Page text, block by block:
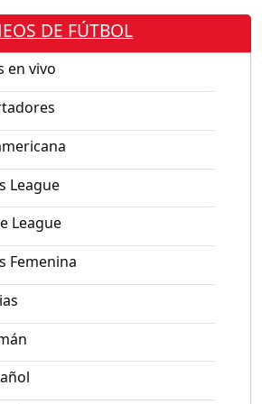
DE FÚTBOL
en vivo
League
League
Femenina